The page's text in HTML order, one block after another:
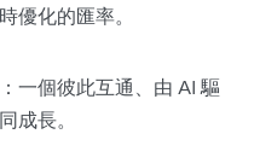
優化的匯率。
一個彼此互通、由 AI 驅
成長。